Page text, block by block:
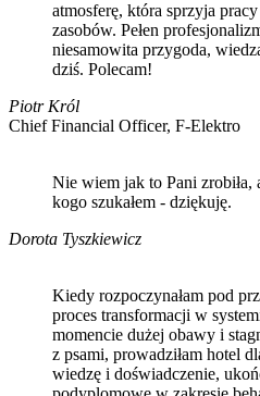
atmosferę, która sprzyja
zasobów. Pełen
niesamowita przygoda,
dziś. Polecam!
Piotr Król
Chief Financial Officer, F-Elektro
Nie wiem jak to Pani zrobiła,
kogo szukałem - dziękuję.
Dorota Tyszkiewicz
Kiedy rozpoczynałam pod
proces transformacji w
momencie dużej obawy i
z psami, prowadziłam hotel
wiedzę i doświadczenie,